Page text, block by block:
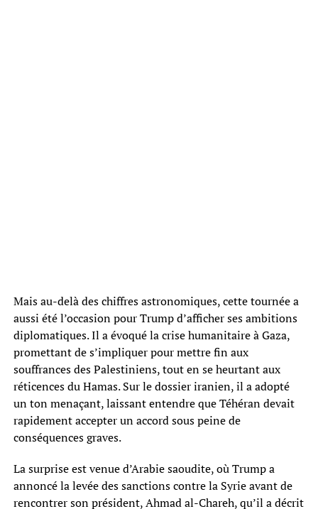
Mais au-delà des chiffres astronomiques, cette tournée a
aussi été l’occasion pour Trump d’afficher ses ambitions
diplomatiques. Il a évoqué la crise humanitaire à Gaza,
promettant de s’impliquer pour mettre fin aux
souffrances des Palestiniens, tout en se heurtant aux
réticences du Hamas. Sur le dossier iranien, il a adopté
un ton menaçant, laissant entendre que Téhéran devait
rapidement accepter un accord sous peine de
conséquences graves.
La surprise est venue d’Arabie saoudite, où Trump a
annoncé la levée des sanctions contre la Syrie avant de
rencontrer son président, Ahmad al-Chareh, qu’il a décrit